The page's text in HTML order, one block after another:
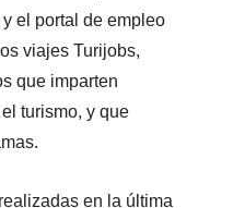
el portal de empleo
viajes Turijobs,
que imparten
turismo, y que
en la última